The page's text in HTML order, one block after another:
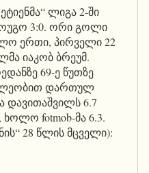
ლიგა 2-ში
3:0. ორი გოლი
ერთი, პირველი 22
იაკობ ბრეუმ.
69-ე წუთზე
დართულ
დავითაშვილს 6.7
ხოლო fotmob-მა 6.3.
28 წლის მცველი):